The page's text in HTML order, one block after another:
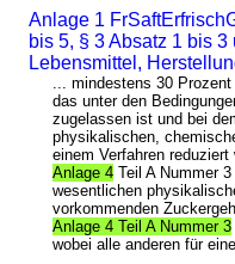
Anlage 1
bis 5, § 3 Absatz 1 bis
Lebensmittel,
... mindestens 30
das unter den
zugelassen ist und bei
physikalischen,
einem Verfahren
Anlage 4 Teil A Nummer
wesentlichen
vorkommenden
Anlage 4 Teil A Nummer 3
wobei alle anderen für